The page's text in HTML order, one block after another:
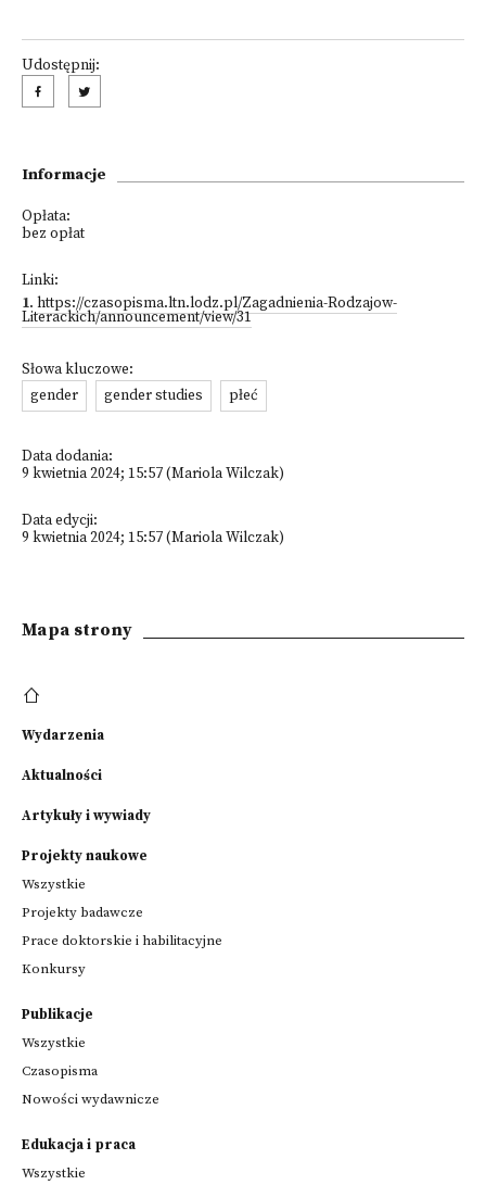
Udostępnij:
Informacje
Opłata:
bez opłat
Linki:
1. https://czasopisma.ltn.lodz.pl/Zagadnienia-Rodzajow-
Literackich/announcement/view/31
Słowa kluczowe:
gender
gender studies płeć
Data dodania:
9 kwietnia 2024; 15:57 (Mariola Wilczak)
Data edycji:
9 kwietnia 2024; 15:57 (Mariola Wilczak)
Mapa strony
Wydarzenia
Aktualności
Artykuły i wywiady
Projekty naukowe
Wszystkie
Projekty badawcze
Prace doktorskie i habilitacyjne
Konkursy
Publikacje
Wszystkie
Czasopisma
Nowości wydawnicze
Edukacja i praca
Wszystkie